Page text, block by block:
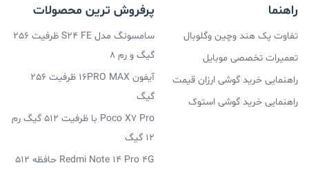
راهنما
تفاوت پک هند وچین وگلوبال
تعمیرات تخصصی موبایل
راهنمایی خرید گوشی ارزان قیمت
راهنمایی خرید گوشی استوک
پرفروش ترین محصولات
سامسونگ مدل S24 FE ظرفیت 256
گیگ و رم 8
آیفون 16PRO MAX ظرفیت 256
گیگ
Poco X7 Pro با ظرفیت 512 گیگ رم
12 گیگ
Redmi Note 14 Pro 4G حافظه 512